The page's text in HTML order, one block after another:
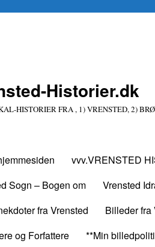
Historier.dk
HISTORIER FRA , 1) VRENSTED, 2)
vvv.VRENSTED
Sogn – Bogen om
Vrensted
fra Vrensted
Billeder fra
og Forfattere
**Min